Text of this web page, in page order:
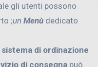
gli utenti possono
;un Menù dedicato
sistema di ordinazione
di consegna può